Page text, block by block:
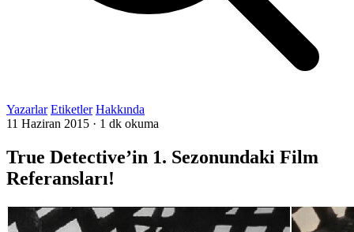
Yazarlar Etiketler Hakkında
11 Haziran 2015 · 1 dk okuma
True Detective’in 1. Sezonundaki Film
Referansları!